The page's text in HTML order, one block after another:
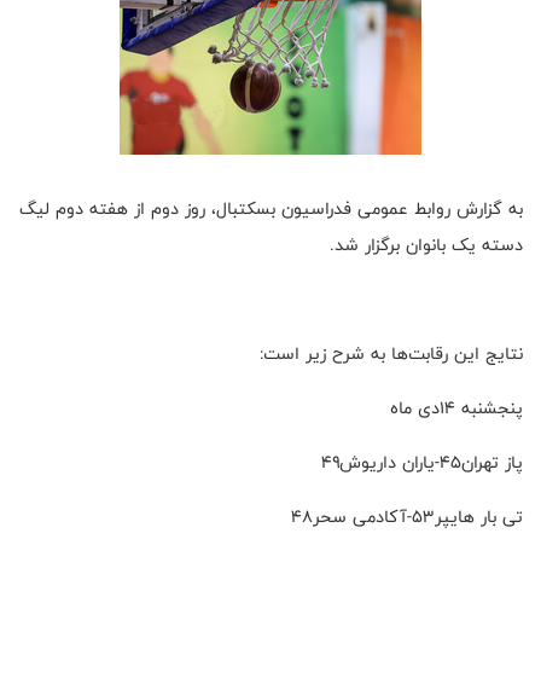
به گزارش روابط عمومی فدراسیون بسکتبال، روز دوم از هفته دوم لیگ
دسته یک بانوان برگزار شد.
نتایج این رقابت‌ها به شرح زیر است:
پنجشنبه ۱۴دی ماه
پاز تهران۴۵-یاران داریوش۴۹
تی بار هایپر۵۳-آکادمی سحر۴۸